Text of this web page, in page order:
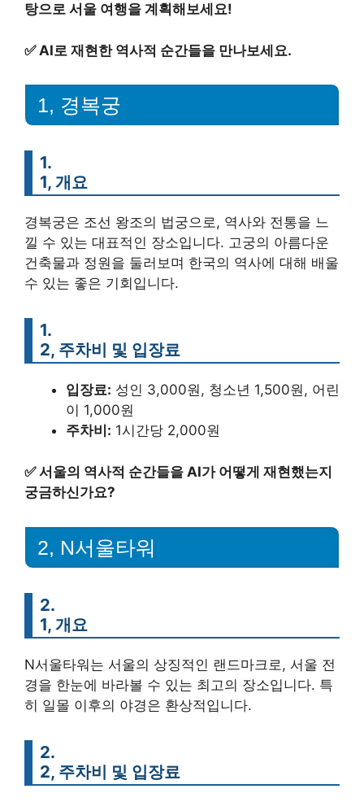
탕으로 서울 여행을 계획해보세요!
✅ AI로 재현한 역사적 순간들을 만나보세요.
1, 경복궁
1.
1, 개요
경복궁은 조선 왕조의 법궁으로, 역사와 전통을 느
낄 수 있는 대표적인 장소입니다. 고궁의 아름다운
건축물과 정원을 둘러보며 한국의 역사에 대해 배울
수 있는 좋은 기회입니다.
1.
2, 주차비 및 입장료
입장료: 성인 3,000원, 청소년 1,500원, 어린
이 1,000원
주차비: 1시간당 2,000원
✅서울의 역사적 순간들을 AI가 어떻게 재현했는지
궁금하신가요?
2, N서울타워
2.
1, 개요
N서울타워는 서울의 상징적인 랜드마크로, 서울 전
경을 한눈에 바라볼 수 있는 최고의 장소입니다. 특
히 일몰 이후의 야경은 환상적입니다.
2.
2, 주차비 및 입장료